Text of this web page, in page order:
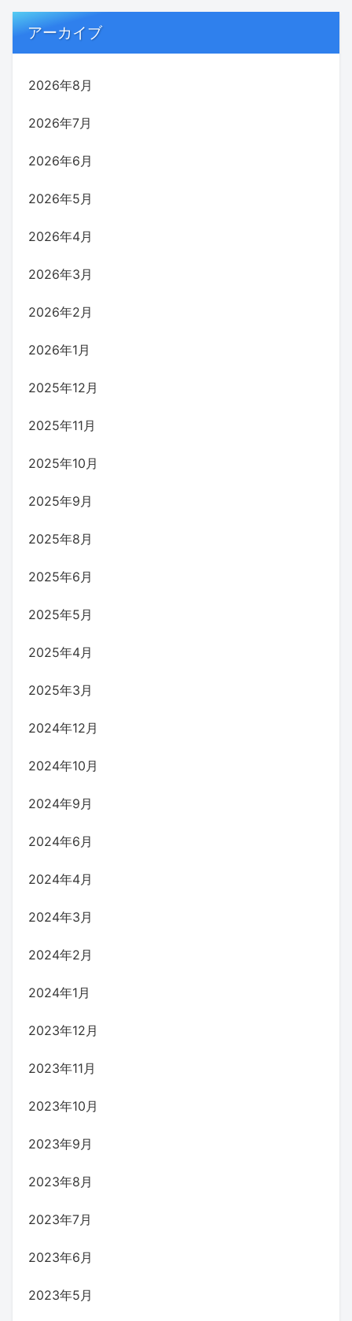
アーカイブ
2026年8月
2026年7月
2026年6月
2026年5月
2026年4月
2026年3月
2026年2月
2026年1月
2025年12月
2025年11月
2025年10月
2025年9月
2025年8月
2025年6月
2025年5月
2025年4月
2025年3月
2024年12月
2024年10月
2024年9月
2024年6月
2024年4月
2024年3月
2024年2月
2024年1月
2023年12月
2023年11月
2023年10月
2023年9月
2023年8月
2023年7月
2023年6月
2023年5月